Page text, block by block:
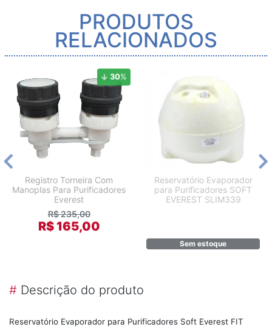
PRODUTOS
RELACIONADOS
30%
Registro Torneira Com
Manoplas Para Purificadores
Everest
R$ 235,00
R$ 165,00
Reservatório Evaporador
para Purificadores SOFT
EVEREST SLIM339
Sem estoque
# Descrição do produto
Reservatório Evaporador para Purificadores Soft Everest FIT